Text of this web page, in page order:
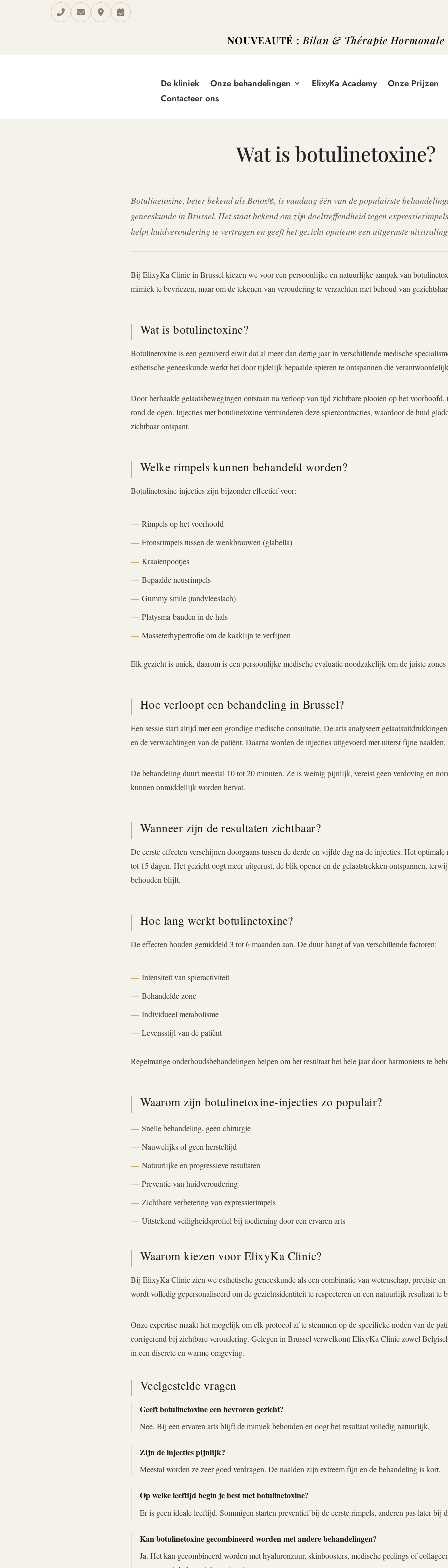
NOUVEAUTÉ : Bilan & Thérapie Hormonale
De kliniek Onze behandelingen ElixyKa Academy Onze Prijzen
Contacteer ons
Wat is botulinetoxine?
Botulinetoxine, beter bekend als Botox®, is vandaag één van de populairste
geneeskunde in Brussel. Het staat bekend om zijn doeltreffendheid tegen
helpt huidveroudering te vertragen en geeft het gezicht opnieuw een uitgeruste
Bij ElixyKa Clinic in Brussel kiezen we voor een persoonlijke en natuurlijke aanpak van
mimiek te bevriezen, maar om de tekenen van veroudering te verzachten met behoud van
Wat is botulinetoxine?
Botulinetoxine is een gezuiverd eiwit dat al meer dan dertig jaar in verschillende medische
esthetische geneeskunde werkt het door tijdelijk bepaalde spieren te ontspannen die
Door herhaalde gelaatsbewegingen ontstaan na verloop van tijd zichtbare plooien op het
rond de ogen. Injecties met botulinetoxine verminderen deze spiercontracties, waardoor de huid
zichtbaar ontspant.
Welke rimpels kunnen behandeld worden?
Botulinetoxine-injecties zijn bijzonder effectief voor:
Rimpels op het voorhoofd
Fronsrimpels tussen de wenkbrauwen (glabella)
Kraaienpootjes
Bepaalde neusrimpels
Gummy smile (tandvleeslach)
Platysma-banden in de hals
Masseterhypertrofie om de kaaklijn te verfijnen
Elk gezicht is uniek, daarom is een persoonlijke medische evaluatie noodzakelijk om de juiste zones
Hoe verloopt een behandeling in Brussel?
Een sessie start altijd met een grondige medische consultatie. De arts analyseert
en de verwachtingen van de patiënt. Daarna worden de injecties uitgevoerd met uiterst fijne naalden.
De behandeling duurt meestal 10 tot 20 minuten. Ze is weinig pijnlijk, vereist geen verdoving en
kunnen onmiddellijk worden hervat.
Wanneer zijn de resultaten zichtbaar?
De eerste effecten verschijnen doorgaans tussen de derde en vijfde dag na de injecties. Het
tot 15 dagen. Het gezicht oogt meer uitgerust, de blik opener en de gelaatstrekken ontspannen,
behouden blijft.
Hoe lang werkt botulinetoxine?
De effecten houden gemiddeld 3 tot 6 maanden aan. De duur hangt af van verschillende factoren:
Intensiteit van spieractiviteit
Behandelde zone
Individueel metabolisme
Levensstijl van de patiënt
Regelmatige onderhoudsbehandelingen helpen om het resultaat het hele jaar door harmonieus te
Waarom zijn botulinetoxine-injecties zo populair?
Snelle behandeling, geen chirurgie
Nauwelijks of geen hersteltijd
Natuurlijke en progressieve resultaten
Preventie van huidveroudering
Zichtbare verbetering van expressierimpels
Uitstekend veiligheidsprofiel bij toediening door een ervaren arts
Waarom kiezen voor ElixyKa Clinic?
Bij ElixyKa Clinic zien we esthetische geneeskunde als een combinatie van wetenschap, precisie
wordt volledig gepersonaliseerd om de gezichtsidentiteit te respecteren en een natuurlijk resultaat te
Onze expertise maakt het mogelijk om elk protocol af te stemmen op de specifieke noden van de
corrigerend bij zichtbare veroudering. Gelegen in Brussel verwelkomt ElixyKa Clinic zowel
in een discrete en warme omgeving.
Veelgestelde vragen
Geeft botulinetoxine een bevroren gezicht?
Nee. Bij een ervaren arts blijft de mimiek behouden en oogt het resultaat volledig natuurlijk.
Zijn de injecties pijnlijk?
Meestal worden ze zeer goed verdragen. De naalden zijn extreem fijn en de behandeling is kort.
Op welke leeftijd begin je best met botulinetoxine?
Er is geen ideale leeftijd. Sommigen starten preventief bij de eerste rimpels, anderen pas later bij
Kan botulinetoxine gecombineerd worden met andere behandelingen?
Ja. Het kan gecombineerd worden met hyaluronzuur, skinboosters, medische peelings of